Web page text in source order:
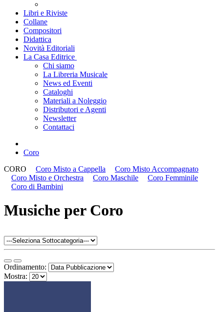
Libri e Riviste
Collane
Compositori
Didattica
Novità Editoriali
La Casa Editrice
Chi siamo
La Libreria Musicale
News ed Eventi
Cataloghi
Materiali a Noleggio
Distributori e Agenti
Newsletter
Contattaci
Coro
CORO
Coro Misto a Cappella
Coro Misto Accompagnato
Coro Misto e Orchestra
Coro Maschile
Coro Femminile
Coro di Bambini
Musiche per Coro
Ordinamento:
Mostra: